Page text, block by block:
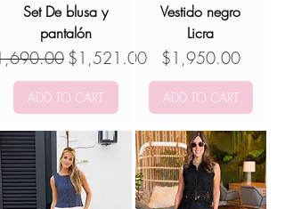
Set De blusa y
pantalón
Precio de oferta
$1,521.00
ADD TO CART
Vestido negro
Licra
Precio
$1,950.00
ADD TO CART